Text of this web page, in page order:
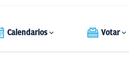
Calendarios Votar